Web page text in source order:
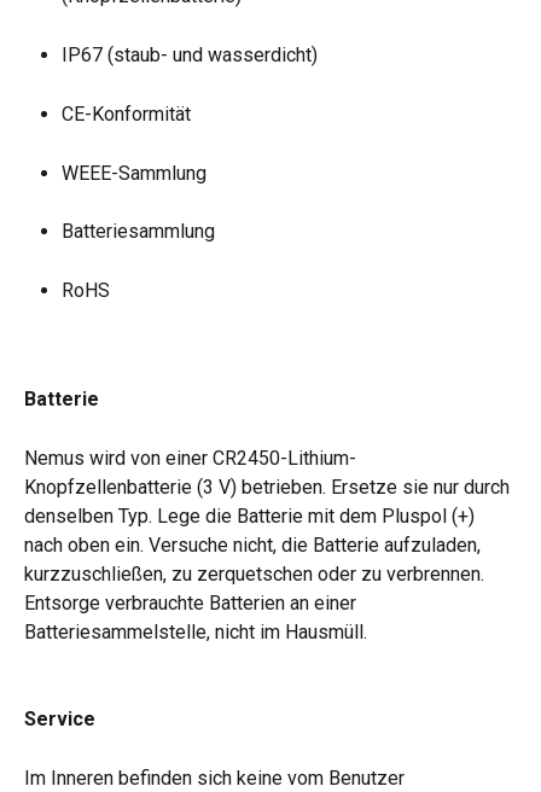
IP67 (staub- und wasserdicht)
CE-Konformität
WEEE-Sammlung
Batteriesammlung
RoHS
Batterie
Nemus wird von einer CR2450-Lithium-
Knopfzellenbatterie (3 V) betrieben. Ersetze sie nur durch
denselben Typ. Lege die Batterie mit dem Pluspol (+)
nach oben ein. Versuche nicht, die Batterie aufzuladen,
kurzzuschließen, zu zerquetschen oder zu verbrennen.
Entsorge verbrauchte Batterien an einer
Batteriesammelstelle, nicht im Hausmüll.
Service
Im Inneren befinden sich keine vom Benutzer